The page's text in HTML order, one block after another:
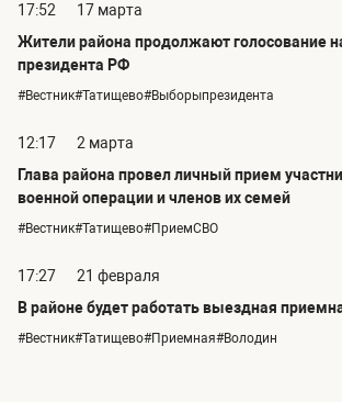
17:52
17 марта
Жители района продолжают голосование
президента РФ
#Вестник#Татищево#Выборыпрезидента
12:17
2 марта
Глава района провел личный прием
военной операции и членов их семей
#Вестник#Татищево#ПриемСВО
17:27
21 февраля
В районе будет работать выездная
#Вестник#Татищево#Приемная#Володин